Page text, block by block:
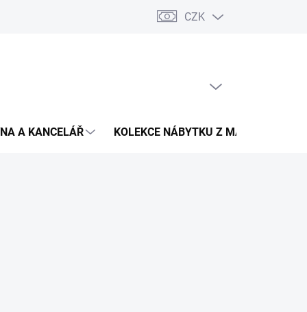
Podmínky ochrany osobních údajů Pojištění zásilky
CZK
A KANCELÁŘ KOLEKCE NÁBYTKU Z MASIVU